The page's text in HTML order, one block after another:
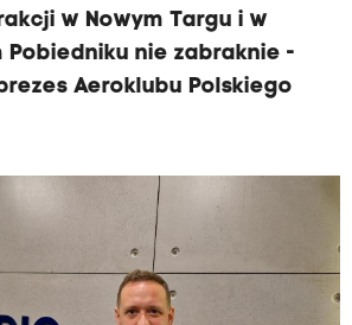
w Nowym Targu i w
Pobiedniku nie zabraknie -
Aeroklubu Polskiego